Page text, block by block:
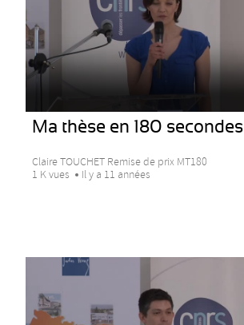
Ma thèse en 180 secondes
Claire TOUCHET Remise de prix MT180
1 K vues
Il y a 11 années